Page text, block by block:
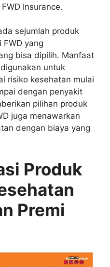
Insurance.
sejumlah produk
yang
bisa dipilih. Manfaat
untuk
risiko kesehatan mulai
dengan penyakit
pilihan produk
juga menawarkan
dengan biaya yang
Produk
Premi